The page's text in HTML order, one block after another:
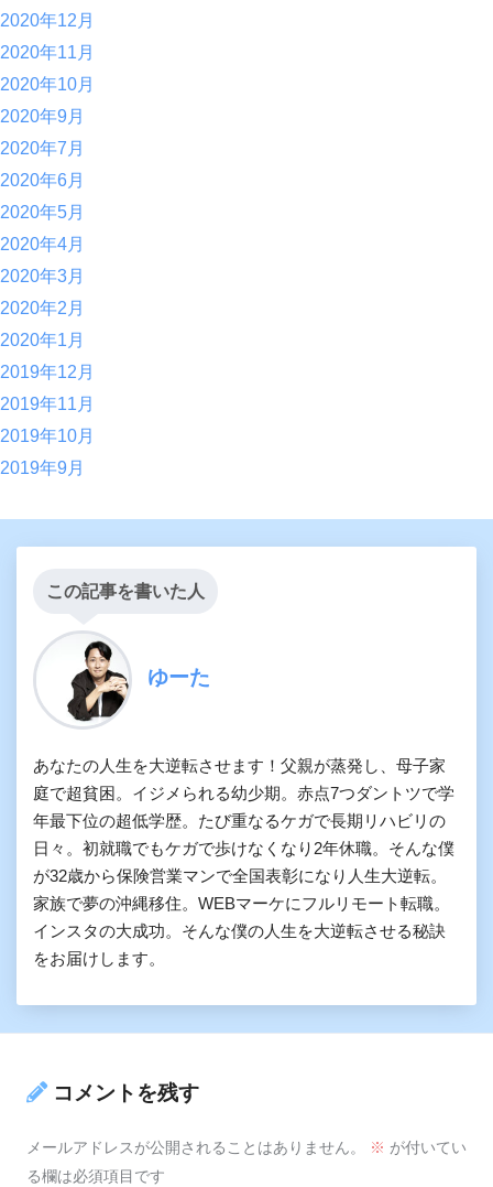
2020年12月
2020年11月
2020年10月
2020年9月
2020年7月
2020年6月
2020年5月
2020年4月
2020年3月
2020年2月
2020年1月
2019年12月
2019年11月
2019年10月
2019年9月
この記事を書いた人
ゆーた
あなたの人生を大逆転させます！父親が蒸発し、母子家
庭で超貧困。イジメられる幼少期。赤点7つダントツで学
年最下位の超低学歴。たび重なるケガで長期リハビリの
日々。初就職でもケガで歩けなくなり2年休職。そんな僕
が32歳から保険営業マンで全国表彰になり人生大逆転。
家族で夢の沖縄移住。WEBマーケにフルリモート転職。
インスタの大成功。そんな僕の人生を大逆転させる秘訣
をお届けします。
コメントを残す
メールアドレスが公開されることはありません。 ※ が付いてい
る欄は必須項目です